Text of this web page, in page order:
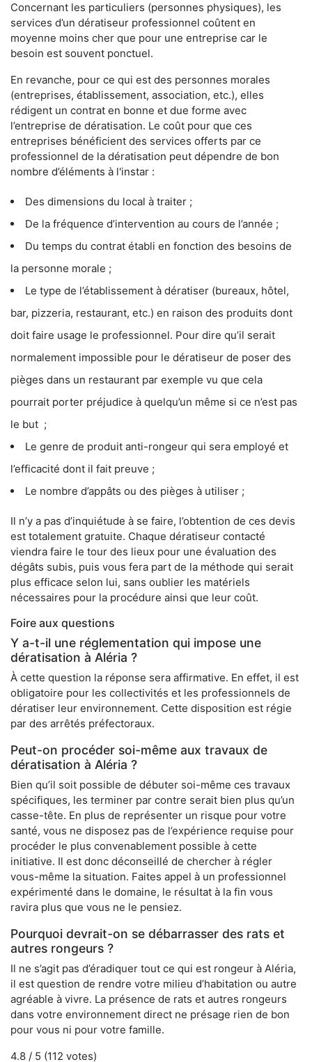
Concernant les particuliers (personnes physiques), les
services d’un dératiseur professionnel coûtent en
moyenne moins cher que pour une entreprise car le
besoin est souvent ponctuel.
En revanche, pour ce qui est des personnes morales
(entreprises, établissement, association, etc.), elles
rédigent un contrat en bonne et due forme avec
l’entreprise de dératisation. Le coût pour que ces
entreprises bénéficient des services offerts par ce
professionnel de la dératisation peut dépendre de bon
nombre d’éléments à l'instar :
Des dimensions du local à traiter ;
De la fréquence d’intervention au cours de l’année ;
Du temps du contrat établi en fonction des besoins de
la personne morale ;
Le type de l’établissement à dératiser (bureaux, hôtel,
bar, pizzeria, restaurant, etc.) en raison des produits dont
doit faire usage le professionnel. Pour dire qu’il serait
normalement impossible pour le dératiseur de poser des
pièges dans un restaurant par exemple vu que cela
pourrait porter préjudice à quelqu’un même si ce n’est pas
le but ;
Le genre de produit anti-rongeur qui sera employé et
l’efficacité dont il fait preuve ;
Le nombre d’appâts ou des pièges à utiliser ;
Il n’y a pas d’inquiétude à se faire, l’obtention de ces devis
est totalement gratuite. Chaque dératiseur contacté
viendra faire le tour des lieux pour une évaluation des
dégâts subis, puis vous fera part de la méthode qui serait
plus efficace selon lui, sans oublier les matériels
nécessaires pour la procédure ainsi que leur coût.
Foire aux questions
Y a-t-il une réglementation qui impose une
dératisation à Aléria ?
À cette question la réponse sera affirmative. En effet, il est
obligatoire pour les collectivités et les professionnels de
dératiser leur environnement. Cette disposition est régie
par des arrêtés préfectoraux.
Peut-on procéder soi-même aux travaux de
dératisation à Aléria ?
Bien qu’il soit possible de débuter soi-même ces travaux
spécifiques, les terminer par contre serait bien plus qu’un
casse-tête. En plus de représenter un risque pour votre
santé, vous ne disposez pas de l’expérience requise pour
procéder le plus convenablement possible à cette
initiative. Il est donc déconseillé de chercher à régler
vous-même la situation. Faites appel à un professionnel
expérimenté dans le domaine, le résultat à la fin vous
ravira plus que vous ne le pensiez.
Pourquoi devrait-on se débarrasser des rats et
autres rongeurs ?
Il ne s’agit pas d’éradiquer tout ce qui est rongeur à Aléria,
il est question de rendre votre milieu d’habitation ou autre
agréable à vivre. La présence de rats et autres rongeurs
dans votre environnement direct ne présage rien de bon
pour vous ni pour votre famille.
4.8 / 5 (112 votes)